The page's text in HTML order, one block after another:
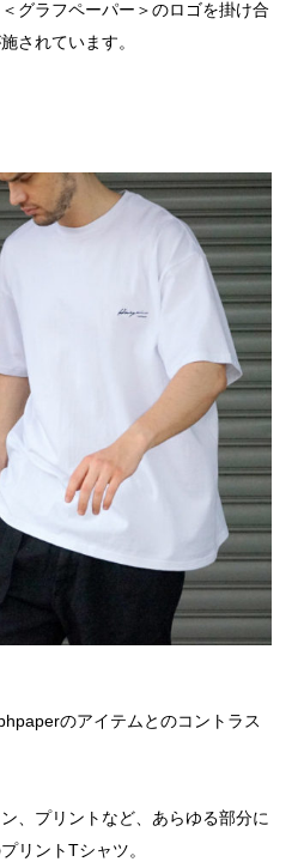
グラフペーパー＞のロゴを掛け合
されています。
のアイテムとのコントラス
、プリントなど、あらゆる部分に
リントTシャツ。